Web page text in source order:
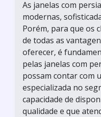
As janelas com
modernas,
Porém, para que os
de todas as
oferecer, é
pelas janelas com
possam contar com
especializada no
capacidade de
qualidade e que